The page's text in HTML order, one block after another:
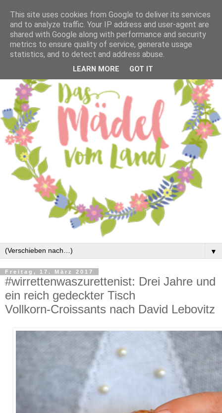
▼
Freitag, 17. März 2017
#wirrettenwaszurettenist: Drei Jahre und
ein reich gedeckter Tisch
Vollkorn-Croissants nach David Lebovitz
This site uses cookies from Google to deliver its services
and to analyze traffic. Your IP address and user-agent are
shared with Google along with performance and security
metrics to ensure quality of service, generate usage
statistics, and to detect and address abuse.
LEARN MORE GOT IT